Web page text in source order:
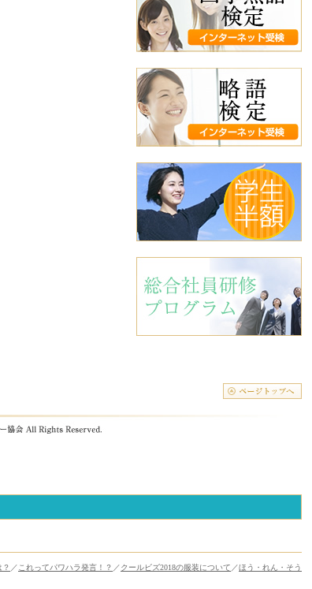
／ これってパワハラ発言！？ ／クールビズ2018の服装について ／ほう・れん・そう